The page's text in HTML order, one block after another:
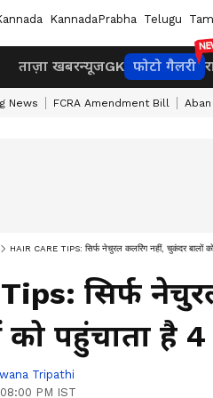
KannadaPrabha Telugu
ताज़ा खबरन्यूजGK फोटो गैलरी
News FCRA Amendment Bill
HAIR CARE TIPS: सिर्फ नेचुरल कलरिंग नहीं, चुकंदर बालों
सिर्फ
को पहुंचाता है
Tripathi
PM IST